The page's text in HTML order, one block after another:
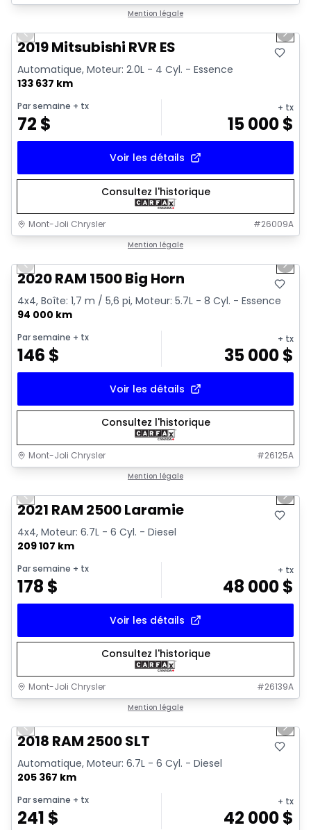
Mention légale
Vidéo disponible
Previous slide Next
2019 Mitsubishi RVR ES
Automatique, Moteur: 2.0L - 4 Cyl. - Essence
133 637 km
Par semaine + tx
72 $
+ tx
15 000$
Voir les détails
Consultez l'historique
Mont-Joli Chrysler #26009A
Mention légale
Previous slide Next
2020 RAM 1500 Big Horn
4x4, Boîte: 1,7 m / 5,6 pi, Moteur: 5.7L - 8 Cyl. - Essence
94 000 km
Par semaine + tx
146 $
+ tx
35 000$
Voir les détails
Consultez l'historique
Mont-Joli Chrysler #26125A
Mention légale
Vidéo disponible
Previous slide Next
2021 RAM 2500 Laramie
4x4, Moteur: 6.7L - 6 Cyl. - Diesel
209 107 km
Par semaine + tx
178 $
+ tx
48 000$
Voir les détails
Consultez l'historique
Mont-Joli Chrysler #26139A
Mention légale
Vidéo disponible
Previous slide Next
2018 RAM 2500 SLT
Automatique, Moteur: 6.7L - 6 Cyl. - Diesel
205 367 km
Par semaine + tx
241 $
+ tx
42 000$